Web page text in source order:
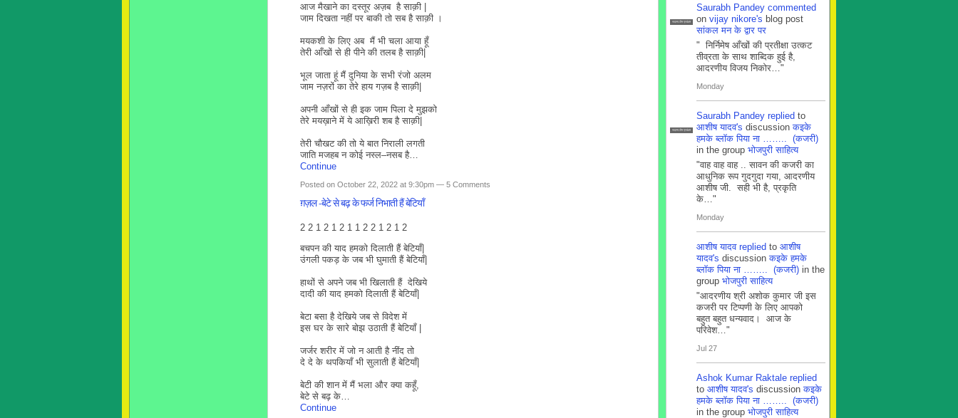
आज मैखाने का दस्तूर अज़ब है साक़ी |
जाम दिखता नहीं पर बाकी तो सब है साक़ी ।
मयकशी के लिए अब मैं भी चला आया हूँ
तेरी आँखों से ही पीने की तलब है साक़ी|
भूल जाता हूं मैं दुनिया के सभी रंजो अलम
जाम नज़रों का तेरे हाय गज़ब है साक़ी|
अपनी आँखों से ही इक जाम पिला दे मुझको
तेरे मयख़ाने में ये आख़िरी शब है साक़ी|
तेरी चौखट की तो ये बात निराली लगती
जाति मजहब न कोई नस्ल–नसब है…
Continue
Posted on October 22, 2022 at 9:30pm — 5 Comments
ग़ज़ल -बेटे से बढ़ के फर्ज निभाती हैं बेटियाँ
2 2 1 2 1 2 1 1 2 2 1 2 1 2
बचपन की याद हमको दिलाती हैं बेटियाँ|
उंगली पकड़ के जब भी घुमाती हैं बेटियाँ|
हाथों से अपने जब भी खिलाती हैं देखिये
दादी की याद हमको दिलाती हैं बेटियाँ|
बेटा बसा है देखिये जब से विदेश में
इस घर के सारे बोझ उठाती हैं बेटियाँ |
जर्जर शरीर में जो न आती है नींद तो
दे दे के थपकियाँ भी सुलाती हैं बेटियाँ|
बेटी की शान में मैं भला और क्या कहूँ,
बेटे से बढ़ के…
Continue
सदस्य टीम प्रबंधन
Saurabh Pandey commented
on vijay nikore's blog post
सांकल मन के द्वार पर
" निर्निमेष आँखों की प्रतीक्षा उत्कट
तीव्रता के साथ शाब्दिक हुई है,
आदरणीय विजय निकोर…"
Monday
सदस्य टीम प्रबंधन
Saurabh Pandey replied to
आशीष यादव's discussionकइके
हमके ब्लाॅक पिया ना …….. (कजरी)
in the group भोजपुरी साहित्य
"वाह वाह वाह .. सावन की कजरी का
आधुनिक रूप गुदगुदा गया, आदरणीय
आशीष जी. सही भी है, प्रकृति
के…"
Monday
आशीष यादव replied to आशीष
यादव's discussionकइके हमके
ब्लाॅक पिया ना …….. (कजरी) in the
group भोजपुरी साहित्य
"आदरणीय श्री अशोक कुमार जी इस
कजरी पर टिप्पणी के लिए आपको
बहुत बहुत धन्यवाद। आज के
परिवेश…"
Jul 27
Ashok Kumar Raktale replied
to आशीष यादव's discussionकइके
हमके ब्लाॅक पिया ना …….. (कजरी)
in the group भोजपुरी साहित्य